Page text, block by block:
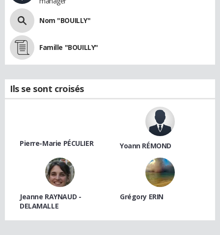
Nom "BOUILLY"
Famille "BOUILLY"
Ils se sont croisés
Pierre-Marie PÉCULIER Yoann RÉMOND
Jeanne RAYNAUD -
DELAMALLE
Grégory ERIN